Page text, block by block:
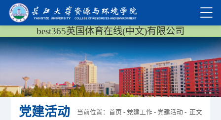
best365英国体育在线(中文)有限公司
党建活动 当前位置： 首页 - 党建工作- 党建活动 - 正文